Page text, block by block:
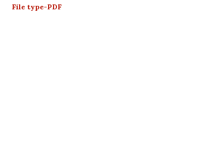
File type-PDF